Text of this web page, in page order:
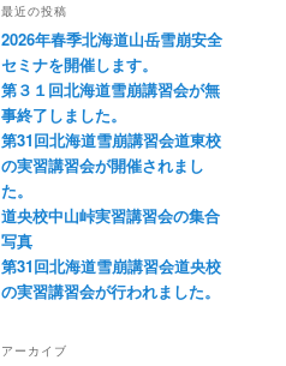
最近の投稿
2026年春季北海道山岳雪崩安全
セミナを開催します。
第３１回北海道雪崩講習会が無
事終了しました。
第31回北海道雪崩講習会道東校
の実習講習会が開催されまし
た。
道央校中山峠実習講習会の集合
写真
第31回北海道雪崩講習会道央校
の実習講習会が行われました。
アーカイブ